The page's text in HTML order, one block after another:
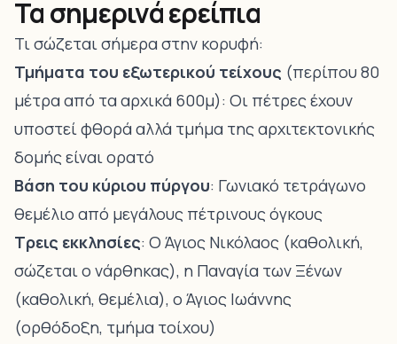
Τα σημερινά ερείπια
Τι σώζεται σήμερα στην κορυφή:
Τμήματα του εξωτερικού τείχους (περίπου 80
μέτρα από τα αρχικά 600μ): Οι πέτρες έχουν
υποστεί φθορά αλλά τμήμα της αρχιτεκτονικής
δομής είναι ορατό
Βάση του κύριου πύργου: Γωνιακό τετράγωνο
θεμέλιο από μεγάλους πέτρινους όγκους
Τρεις εκκλησίες: Ο Άγιος Νικόλαος (καθολική,
σώζεται ο νάρθηκας), η Παναγία των Ξένων
(καθολική, θεμέλια), ο Άγιος Ιωάννης
(ορθόδοξη, τμήμα τοίχου)